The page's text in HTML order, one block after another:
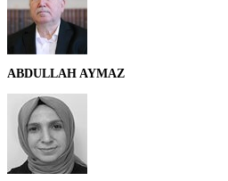
ABDULLAH AYMAZ